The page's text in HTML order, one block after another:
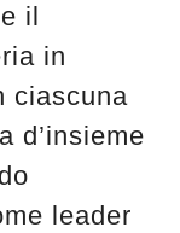
il
in
ciascuna
d’insieme
leader